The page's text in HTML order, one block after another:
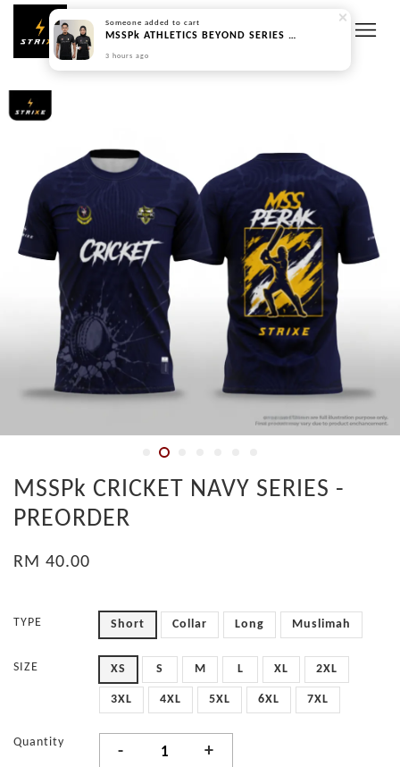
MSSPk CRICKET NAVY SERIES -
PREORDER
RM 40.00
TYPE Short Collar Long Muslimah
SIZE XS S M L XL 2XL
3XL 4XL 5XL 6XL 7XL
Quantity
- +
Someone added to cart
MSSPk ATHLETICS BEYOND SERIES - PREORDER
3 hours ago